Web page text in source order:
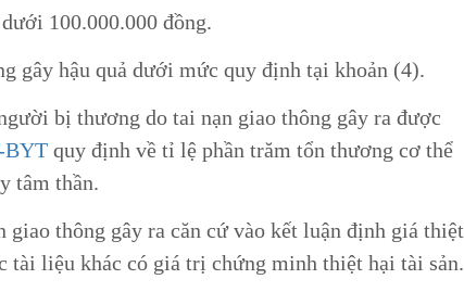
100.000.000 đồng.
gây hậu quả dưới mức quy định tại khoản (4).
bị thương do tai nạn giao thông gây ra được
BYTquy định về tỉ lệ phần trăm tổn thương cơ thể
tâm thần.
thông gây ra căn cứ vào kết luận định giá thiệt
tài liệu khác có giá trị chứng minh thiệt hại tài sản.